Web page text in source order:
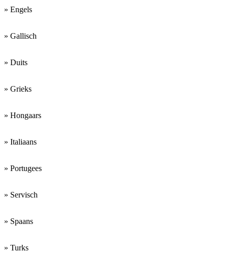
» Engels
» Gallisch
» Duits
» Grieks
» Hongaars
» Italiaans
» Portugees
» Servisch
» Spaans
» Turks